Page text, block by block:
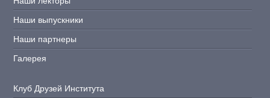
Наши выпускники
Наши партнеры
Галерея
Клуб Друзей Института